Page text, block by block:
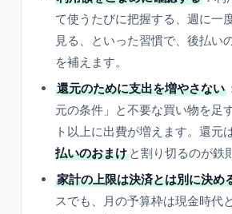
て使うたびに把握する、週に一
見る、といった習慣で、後払い
を補えます。
還元のために支出を増やさない
元の条件」と不要な買い物を足
ト以上に出費が増えます。還元
払いのおまけ と割り切るのが鉄
家計の上限は決済とは別に決め
スでも、月の予算枠は現金時代